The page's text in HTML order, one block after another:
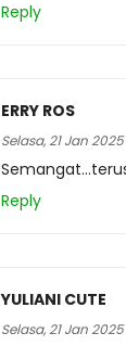
Reply
ERRY ROS
Selasa, 21 Jan 2025
Reply
YULIANI CUTE
Selasa, 21 Jan 2025